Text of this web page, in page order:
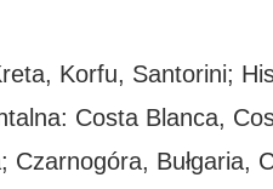
Korfu, Santorini;
Costa Blanca,
Czarnogóra, Bułgaria,